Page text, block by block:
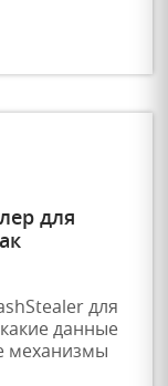
для
для
данные
механизмы